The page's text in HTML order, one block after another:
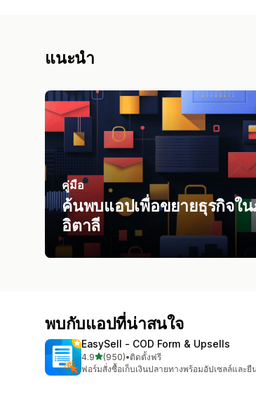
แนะนำ
คู่มือ
ค้นพบแอปเพื่อขยายธุรกิจใ
อิตาลี
พบกับแอปที่น่าสนใจ
EasySell ‑ COD Form & Upsells
4.9เต็ม 5 ดาว
(950)
ทั้งหมด 950 รีวิว
•ติดตั้งฟรี
ฟอร์มสั่งซื้อเก็บเงินปลายทางพร้อมอัปเซลล์และยื